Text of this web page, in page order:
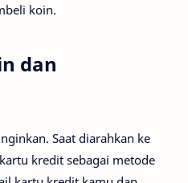
koin.
dan
Saat diarahkan ke
kredit sebagai metode